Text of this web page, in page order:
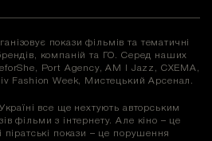
покази фільмів та тематичні
компаній та ГО. Серед наших
Port Agency, AM I Jazz, СXEMA,
Fashion Week, Мистецький Арсенал.
все ще нехтують авторським
фільми з інтернету. Але кіно – це
піратські покази – це порушення